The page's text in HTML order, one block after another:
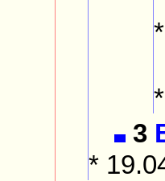
3
*